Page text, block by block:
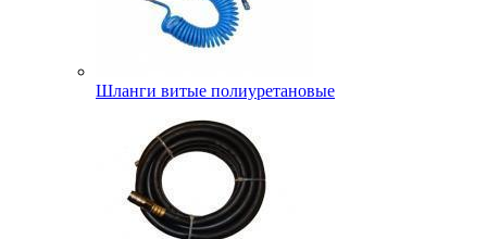
Шланги витые полиуретановые